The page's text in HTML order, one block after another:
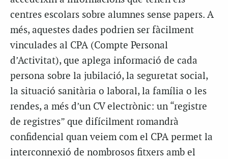
centres escolars sobre alumnes sense papers. A
més, aquestes dades podrien ser fàcilment
vinculades al CPA (Compte Personal
d’Activitat), que aplega informació de cada
persona sobre la jubilació, la seguretat social,
la situació sanitària o laboral, la família o les
rendes, a més d’un CV electrònic: un “registre
de registres” que difícilment romandrà
confidencial quan veiem com el CPA permet la
interconnexió de nombrosos fitxers amb el